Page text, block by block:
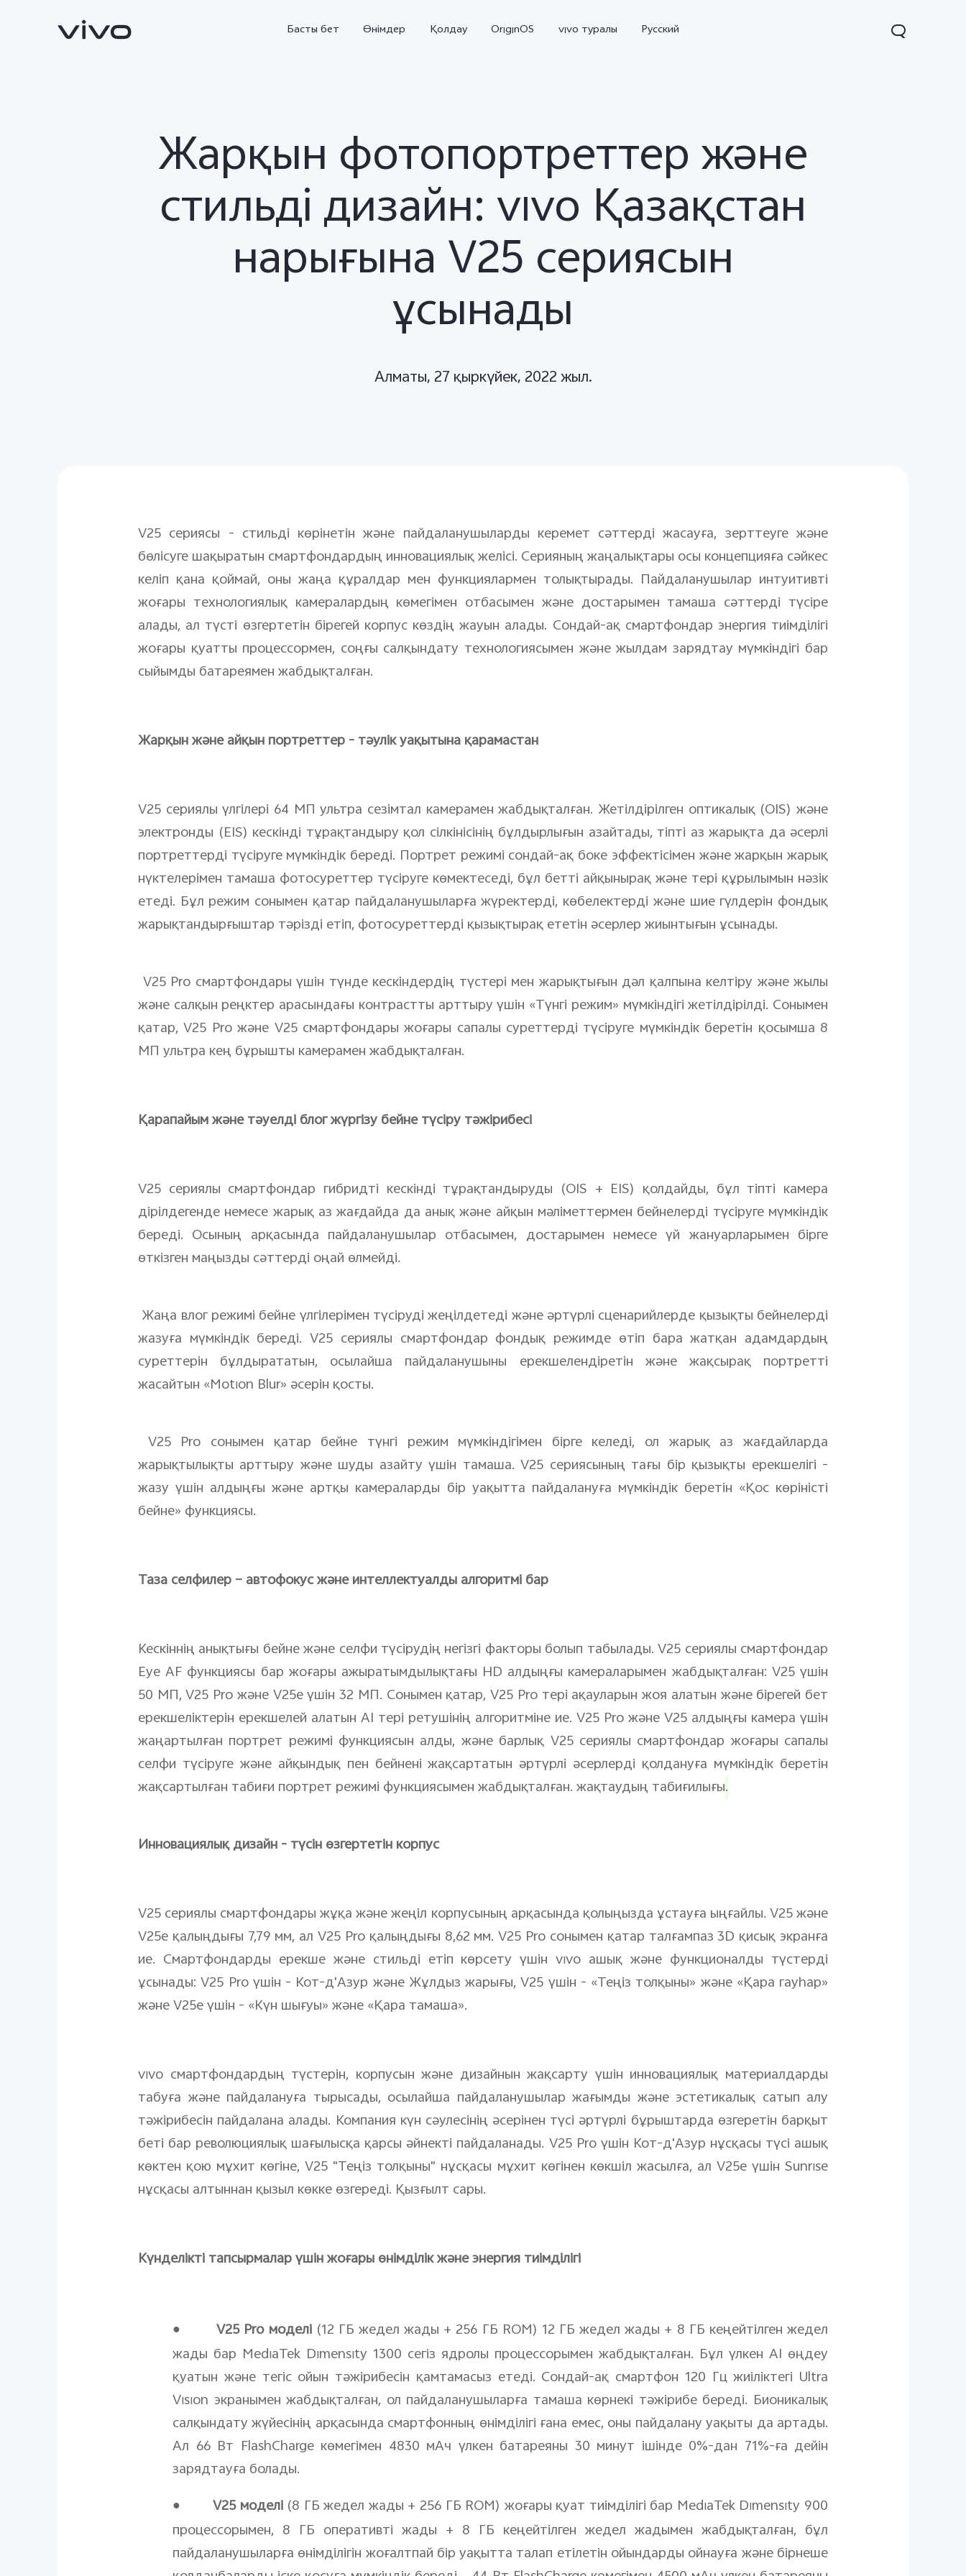
Басты бет Өнімдер Қолдау OriginOS vivo туралы Русский
X300 Pro
Жарқын фотопортреттер және
стильді дизайн: vivo Қазақстан
нарығына V25 сериясын
ұсынады
Алматы, 27 қыркүйек, 2022 жыл.
V25 сериясы - стильді көрінетін және пайдаланушыларды керемет сәттерді жасауға, зерттеуге және
бөлісуге шақыратын смартфондардың инновациялық желісі. Серияның жаңалықтары осы концепцияға сәйкес
келіп қана қоймай, оны жаңа құралдар мен функциялармен толықтырады. Пайдаланушылар интуитивті
жоғары технологиялық камералардың көмегімен отбасымен және достарымен тамаша сәттерді түсіре
алады, ал түсті өзгертетін бірегей корпус көздің жауын алады. Сондай-ақ смартфондар энергия тиімділігі
жоғары қуатты процессормен, соңғы салқындату технологиясымен және жылдам зарядтау мүмкіндігі бар
сыйымды батареямен жабдықталған.
Жарқын және айқын портреттер - тәулік уақытына қарамастан
V25 сериялы үлгілері 64 МП ультра сезімтал камерамен жабдықталған. Жетілдірілген оптикалық (OIS) және
электронды (EIS) кескінді тұрақтандыру қол сілкінісінің бұлдырлығын азайтады, тіпті аз жарықта да әсерлі
портреттерді түсіруге мүмкіндік береді. Портрет режимі сондай-ақ боке эффектісімен және жарқын жарық
нүктелерімен тамаша фотосуреттер түсіруге көмектеседі, бұл бетті айқынырақ және тері құрылымын нәзік
етеді. Бұл режим сонымен қатар пайдаланушыларға жүректерді, көбелектерді және шие гүлдерін фондық
жарықтандырғыштар тәрізді етіп, фотосуреттерді қызықтырақ ететін әсерлер жиынтығын ұсынады.
V25 Pro смартфондары үшін түнде кескіндердің түстері мен жарықтығын дәл қалпына келтіру және жылы
және салқын реңктер арасындағы контрастты арттыру үшін «Түнгі режим» мүмкіндігі жетілдірілді. Сонымен
қатар, V25 Pro және V25 смартфондары жоғары сапалы суреттерді түсіруге мүмкіндік беретін қосымша 8
МП ультра кең бұрышты камерамен жабдықталған.
Қарапайым және тәуелді блог жүргізу бейне түсіру тәжірибесі
V25 сериялы смартфондар гибридті кескінді тұрақтандыруды (OIS + EIS) қолдайды, бұл тіпті камера
дірілдегенде немесе жарық аз жағдайда да анық және айқын мәліметтермен бейнелерді түсіруге мүмкіндік
береді. Осының арқасында пайдаланушылар отбасымен, достарымен немесе үй жануарларымен бірге
өткізген маңызды сәттерді оңай өлмейді.
Жаңа влог режимі бейне үлгілерімен түсіруді жеңілдетеді және әртүрлі сценарийлерде қызықты бейнелерді
жазуға мүмкіндік береді. V25 сериялы смартфондар фондық режимде өтіп бара жатқан адамдардың
суреттерін бұлдырататын, осылайша пайдаланушыны ерекшелендіретін және жақсырақ портретті
жасайтын «Motion Blur» әсерін қосты.
V25 Pro сонымен қатар бейне түнгі режим мүмкіндігімен бірге келеді, ол жарық аз жағдайларда
жарықтылықты арттыру және шуды азайту үшін тамаша. V25 сериясының тағы бір қызықты ерекшелігі -
жазу үшін алдыңғы және артқы камераларды бір уақытта пайдалануға мүмкіндік беретін «Қос көріністі
бейне» функциясы.
Таза селфилер – автофокус және интеллектуалды алгоритмі бар
Кескіннің анықтығы бейне және селфи түсірудің негізгі факторы болып табылады. V25 сериялы смартфондар
Eye AF функциясы бар жоғары ажыратымдылықтағы HD алдыңғы камераларымен жабдықталған: V25 үшін
50 МП, V25 Pro және V25e үшін 32 МП. Сонымен қатар, V25 Pro тері ақауларын жоя алатын және бірегей бет
ерекшеліктерін ерекшелей алатын AI тері ретушінің алгоритміне ие. V25 Pro және V25 алдыңғы камера үшін
жаңартылған портрет режимі функциясын алды, және барлық V25 сериялы смартфондар жоғары сапалы
селфи түсіруге және айқындық пен бейнені жақсартатын әртүрлі әсерлерді қолдануға мүмкіндік беретін
жақсартылған табиғи портрет режимі функциясымен жабдықталған. жақтаудың табиғилығы.
Инновациялық дизайн - түсін өзгертетін корпус
V25 сериялы смартфондары жұқа және жеңіл корпусының арқасында қолыңызда ұстауға ыңғайлы. V25 және
V25e қалыңдығы 7,79 мм, ал V25 Pro қалыңдығы 8,62 мм. V25 Pro сонымен қатар талғампаз 3D қисық экранға
ие. Смартфондарды ерекше және стильді етіп көрсету үшін vivo ашық және функционалды түстерді
ұсынады: V25 Pro үшін - Кот-д'Азур және Жұлдыз жарығы, V25 үшін - «Теңіз толқыны» және «Қара гауһар»
және V25e үшін - «Күн шығуы» және «Қара тамаша».
vivo смартфондардың түстерін, корпусын және дизайнын жақсарту үшін инновациялық материалдарды
табуға және пайдалануға тырысады, осылайша пайдаланушылар жағымды және эстетикалық сатып алу
тәжірибесін пайдалана алады. Компания күн сәулесінің әсерінен түсі әртүрлі бұрыштарда өзгеретін барқыт
беті бар революциялық шағылысқа қарсы әйнекті пайдаланады. V25 Pro үшін Кот-д'Азур нұсқасы түсі ашық
көктен қою мұхит көгіне, V25 "Теңіз толқыны" нұсқасы мұхит көгінен көкшіл жасылға, ал V25e үшін Sunrise
нұсқасы алтыннан қызыл көкке өзгереді. Қызғылт сары.
Күнделікті тапсырмалар үшін жоғары өнімділік және энергия тиімділігі
● V25 Pro моделі(12 ГБ жедел жады + 256 ГБ ROM) 12 ГБ жедел жады + 8 ГБ кеңейтілген жедел
жады бар MediaTek Dimensity 1300 сегіз ядролы процессорымен жабдықталған. Бұл үлкен AI өңдеу
қуатын және тегіс ойын тәжірибесін қамтамасыз етеді. Сондай-ақ смартфон 120 Гц жиіліктегі Ultra
Vision экранымен жабдықталған, ол пайдаланушыларға тамаша көрнекі тәжірибе береді. Бионикалық
салқындату жүйесінің арқасында смартфонның өнімділігі ғана емес, оны пайдалану уақыты да артады.
Ал 66 Вт FlashCharge көмегімен 4830 мАч үлкен батареяны 30 минут ішінде 0%-дан 71%-ға дейін
зарядтауға болады.
●
V25 моделі(8 ГБ жедел жады + 256 ГБ ROM) жоғары қуат тиімділігі бар MediaTek Dimensity 900
процессорымен, 8 ГБ оперативті жады + 8 ГБ кеңейтілген жедел жадымен жабдықталған, бұл
пайдаланушыларға өнімділігін жоғалтпай бір уақытта талап етілетін ойындарды ойнауға және бірнеше